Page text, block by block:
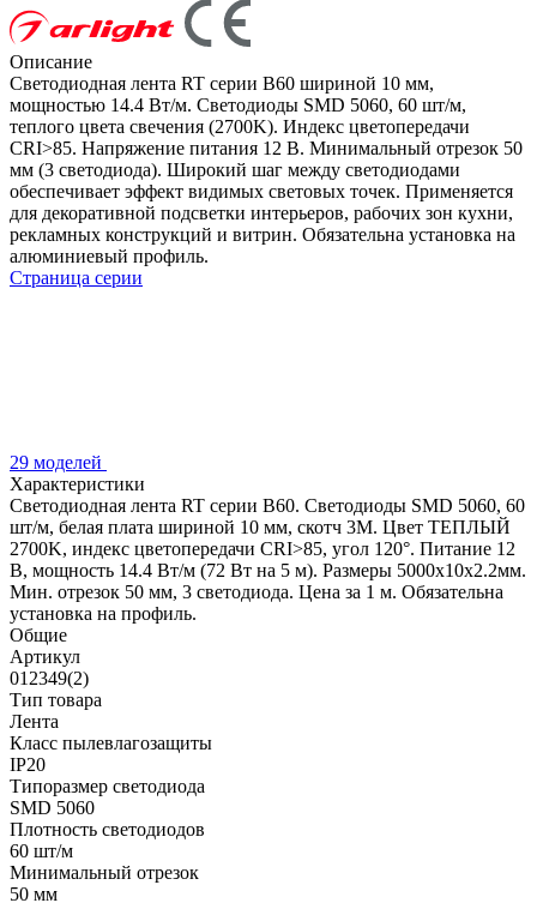
Описание
Светодиодная лента RT серии B60 шириной 10 мм,
мощностью 14.4 Вт/м. Светодиоды SMD 5060, 60 шт/м,
теплого цвета свечения (2700K). Индекс цветопередачи
CRI>85. Напряжение питания 12 В. Минимальный отрезок 50
мм (3 светодиода). Широкий шаг между светодиодами
обеспечивает эффект видимых световых точек. Применяется
для декоративной подсветки интерьеров, рабочих зон кухни,
рекламных конструкций и витрин. Обязательна установка на
алюминиевый профиль.
Страница серии
29 моделей
Характеристики
Светодиодная лента RT серии B60. Светодиоды SMD 5060, 60
шт/м, белая плата шириной 10 мм, скотч 3M. Цвет ТЕПЛЫЙ
2700K, индекс цветопередачи CRI>85, угол 120°. Питание 12
В, мощность 14.4 Вт/м (72 Вт на 5 м). Размеры 5000x10x2.2мм.
Мин. отрезок 50 мм, 3 светодиода. Цена за 1 м. Обязательна
установка на профиль.
Общие
Артикул
012349(2)
Тип товара
Лента
Класс пылевлагозащиты
IP20
Типоразмер светодиода
SMD 5060
Плотность светодиодов
60 шт/м
Минимальный отрезок
50 мм